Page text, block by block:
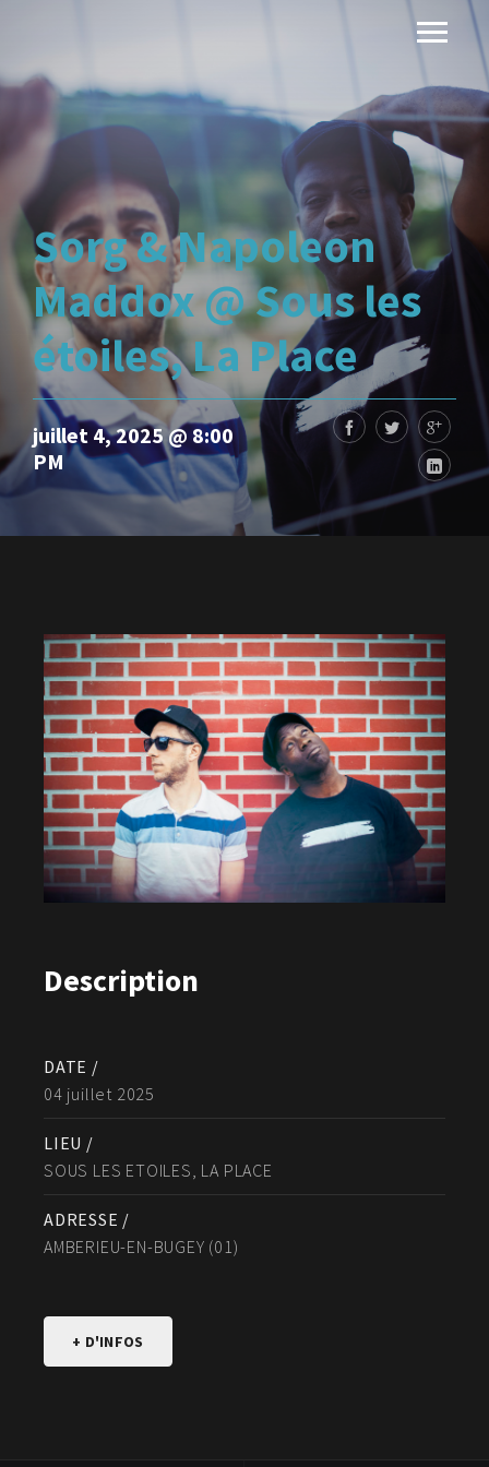
Sorg & Napoleon
Maddox @ Sous les
étoiles, La Place
juillet 4, 2025 @ 8:00
PM
Description
DATE /
04 juillet 2025
LIEU /
SOUS LES ETOILES, LA PLACE
ADRESSE /
AMBERIEU-EN-BUGEY (01)
+ D'INFOS